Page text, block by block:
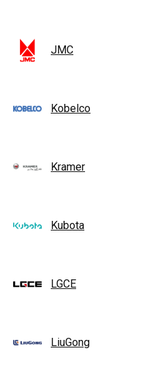
JMC
Kobelco
Kramer
Kubota
LGCE
LiuGong